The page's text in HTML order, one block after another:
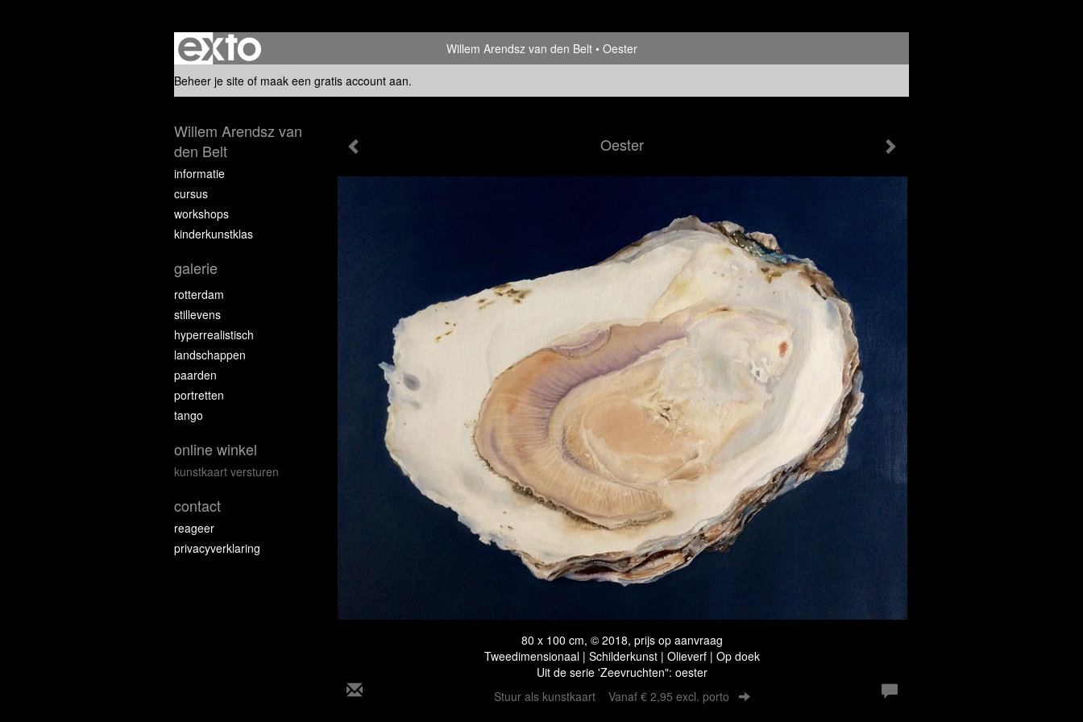
Willem Arendsz van den Belt
Oester
Beheer je site of maak een gratis account aan.
Oester
80 x 100 cm, © 2018, prijs op aanvraag
Tweedimensionaal | Schilderkunst | Olieverf | Op doek
Uit de serie 'Zeevruchten": oester
Stuur als kunstkaart Vanaf € 2,95 excl. porto
Willem Arendsz van
den Belt
informatie
cursus
workshops
kinderkunstklas
galerie
rotterdam
stillevens
hyperrealistisch
landschappen
paarden
portretten
tango
online winkel
kunstkaart versturen
contact
reageer
privacyverklaring